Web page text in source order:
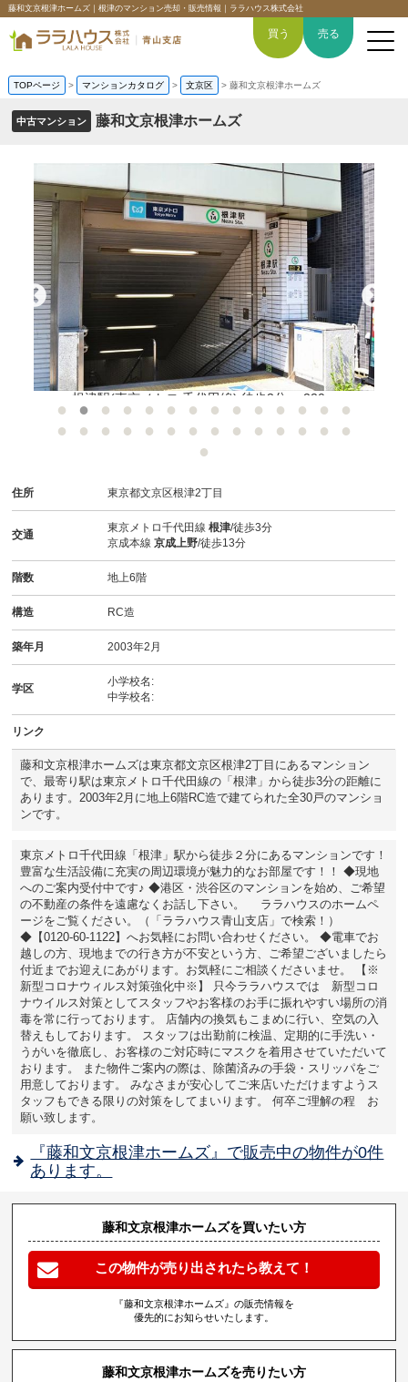
藤和文京根津ホームズ｜根津のマンション売却・販売情報｜ララハウス株式会社
買いたい
売りたい
空間デザイン事例
6つの強み
会社概要
スタッフ紹介
お知らせ
来店予約
買う 売る
TOPページ > マンションカタログ > 文京区 > 藤和文京根津ホームズ
中古マンション 藤和文京根津ホームズ
根津駅(東京メトロ 千代田線) 徒歩3分。 220m
住所 東京都文京区根津2丁目
交通
東京メトロ千代田線根津/徒歩3分
京成本線京成上野/徒歩13分
階数 地上6階
構造 RC造
築年月 2003年2月
学区
小学校名:
中学校名:
リンク
藤和文京根津ホームズは東京都文京区根津2丁目にあるマンション
で、最寄り駅は東京メトロ千代田線の「根津」から徒歩3分の距離に
あります。2003年2月に地上6階RC造で建てられた全30戸のマンショ
ンです。
東京メトロ千代田線「根津」駅から徒歩２分にあるマンションです！
豊富な生活設備に充実の周辺環境が魅力的なお部屋です！！ ◆現地
へのご案内受付中です♪ ◆港区・渋谷区のマンションを始め、ご希望
の不動産の条件を遠慮なくお話し下さい。 ララハウスのホームペ
ージをご覧ください。（「ララハウス青山支店」で検索！）
◆【0120-60-1122】へお気軽にお問い合わせください。 ◆電車でお
越しの方、現地までの行き方が不安という方、ご希望ございましたら
付近までお迎えにあがります。お気軽にご相談くださいませ。 【※
新型コロナウィルス対策強化中※】 只今ララハウスでは 新型コロ
ナウイルス対策としてスタッフやお客様のお手に振れやすい場所の消
毒を常に行っております。 店舗内の換気もこまめに行い、空気の入
替えもしております。 スタッフは出勤前に検温、定期的に手洗い・
うがいを徹底し、お客様のご対応時にマスクを着用させていただいて
おります。 また物件ご案内の際は、除菌済みの手袋・スリッパをご
用意しております。 みなさまが安心してご来店いただけますようス
タッフもできる限りの対策をしてまいります。 何卒ご理解の程 お
願い致します。
『藤和文京根津ホームズ』で販売中の物件が0件
あります。
藤和文京根津ホームズを買いたい方
この物件が売り出されたら教えて！
『藤和文京根津ホームズ』の販売情報を
優先的にお知らせいたします。
藤和文京根津ホームズを売りたい方